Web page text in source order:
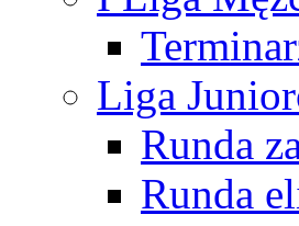
Liga
Runda
Runda